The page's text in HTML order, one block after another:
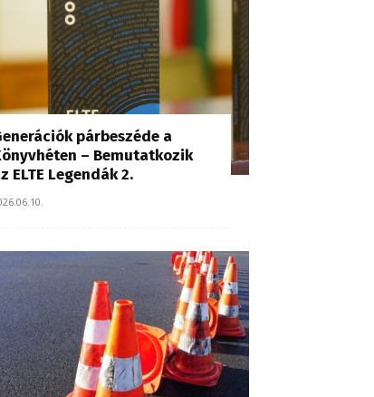
párbeszéde a
– Bemutatkozik
ELTE Legendák 2.